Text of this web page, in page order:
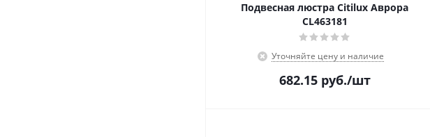
Подвесная люстра Citilux Аврора
CL463181
Уточняйте цену и наличие
682.15руб./шт